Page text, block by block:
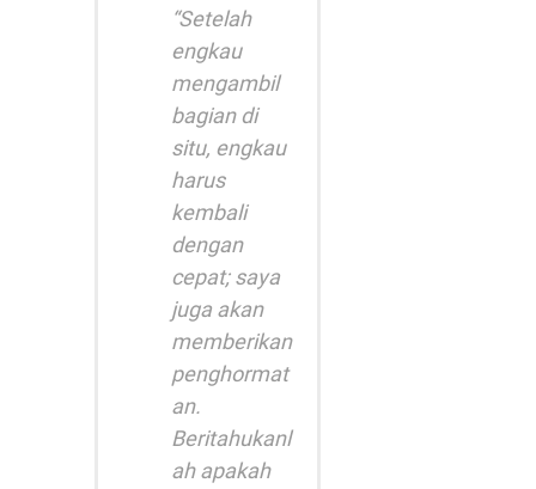
“Setelah
engkau
mengambil
bagian di
situ, engkau
harus
kembali
dengan
cepat; saya
juga akan
memberikan
penghormat
an.
Beritahukanl
ah apakah